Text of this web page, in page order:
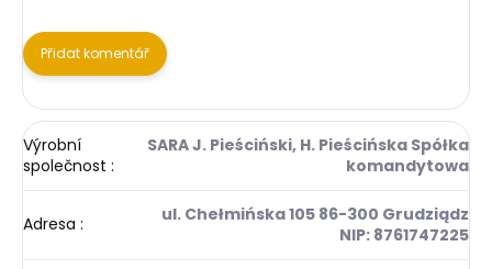
Přidat komentář
Výrobní
společnost :
SARA J. Pieściński, H. Pieścińska Spółka
komandytowa
Adresa :
ul. Chełmińska 105 86-300 Grudziądz
NIP: 8761747225